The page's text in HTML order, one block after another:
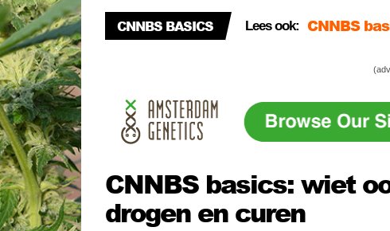
CNNBS BASICS Lees ook:
Top 5
CNNBS
CNNBS basics: wiet
drogen en curen